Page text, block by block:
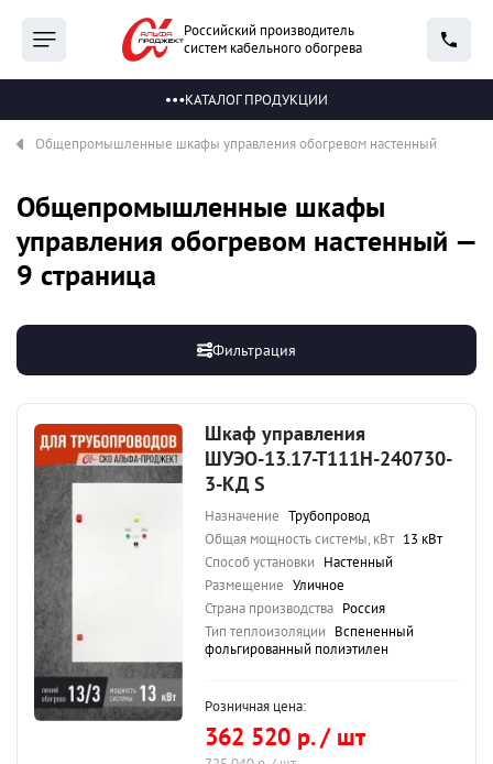
Российский производитель
систем кабельного обогрева
КАТАЛОГ ПРОДУКЦИИ
Общепромышленные шкафы управления обогревом настенный
Общепромышленные шкафы
управления обогревом настенный —
9 страница
Фильтрация
Шкаф управления
ШУЭО-13.17-Т111Н-240730-
3-КД S
Назначение Трубопровод
Общая мощность системы, кВт 13 кВт
Способ установки Настенный
Размещение Уличное
Страна производства Россия
Тип теплоизоляции Вспененный
фольгированный полиэтилен
Розничная цена:
362 520 р. / шт